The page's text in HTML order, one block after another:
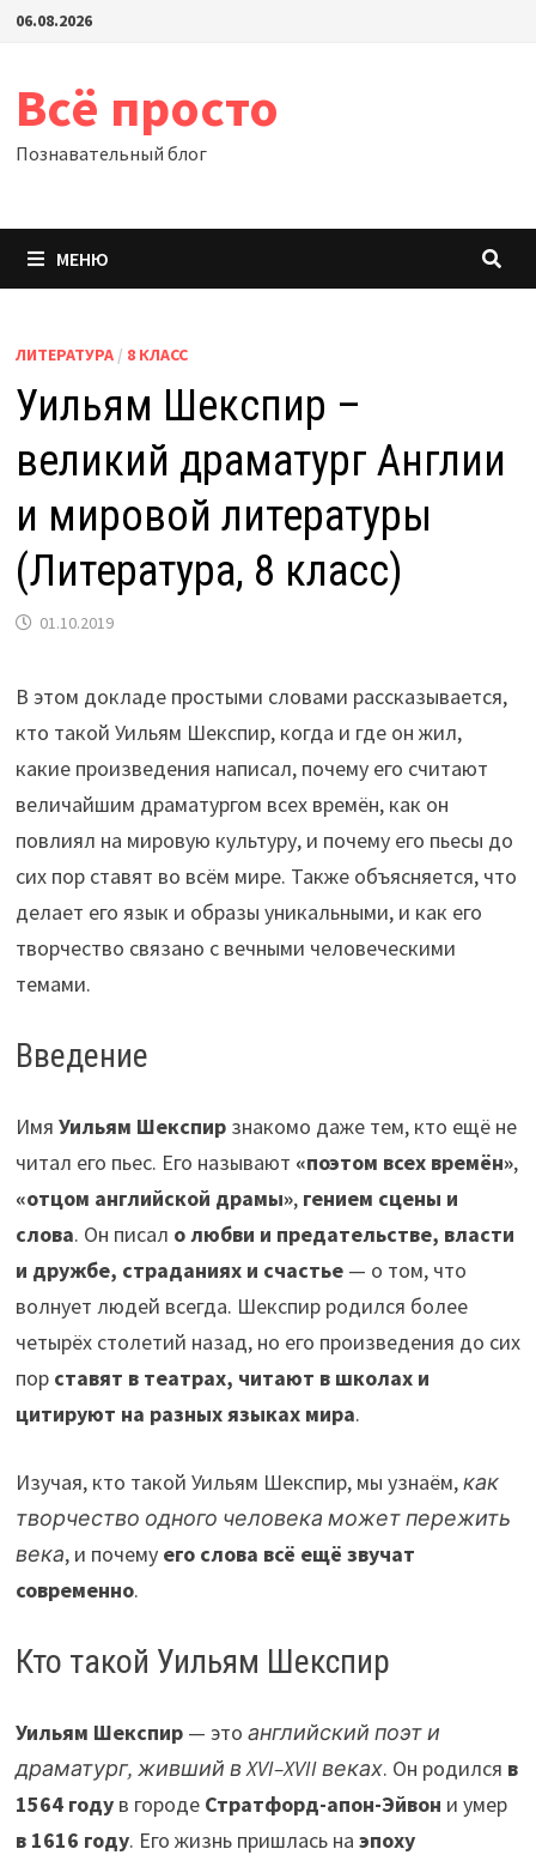
Перейти
06.08.2026
Всё просто
Познавательный блог
МЕНЮ
ЛИТЕРАТУРА/ 8 КЛАСС
Уильям Шекспир –
великий драматург Англии
и мировой литературы
(Литература, 8 класс)
01.10.2019
В этом докладе простыми словами рассказывается,
кто такой Уильям Шекспир, когда и где он жил,
какие произведения написал, почему его считают
величайшим драматургом всех времён, как он
повлиял на мировую культуру, и почему его пьесы до
сих пор ставят во всём мире. Также объясняется, что
делает его язык и образы уникальными, и как его
творчество связано с вечными человеческими
темами.
Введение
Имя Уильям Шекспирзнакомо даже тем, кто ещё не
читал его пьес. Его называют «поэтом всех времён»,
«отцом английской драмы», гением сцены и
слова. Он писал о любви и предательстве, власти
и дружбе, страданиях и счастье— о том, что
волнует людей всегда. Шекспир родился более
четырёх столетий назад, но его произведения до сих
пор ставят в театрах, читают в школах и
цитируют на разных языках мира.
Изучая, кто такой Уильям Шекспир, мы узнаём,как
творчество одного человека может пережить
века, и почему его слова всё ещё звучат
современно.
Кто такой Уильям Шекспир
Уильям Шекспир— это английский поэт и
драматург, живший в XVI–XVII веках. Он родился в
1564 годув городе Стратфорд-апон-Эйвон и умер
в 1616 году. Его жизнь пришлась на эпоху